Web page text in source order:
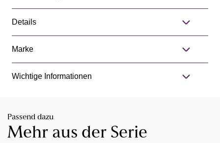
Details
Marke
Wichtige Informationen
Passend dazu
Mehr aus der Serie